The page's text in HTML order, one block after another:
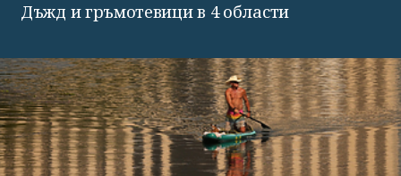
Дъжд и гръмотевици в 4 области